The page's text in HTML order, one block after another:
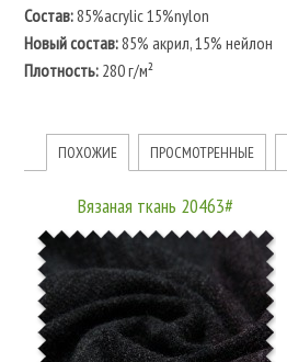
Состав:85%acrylic 15%nylon
Новый состав:85% акрил, 15% нейлон
Плотность:280 г/м²
ПОХОЖИЕ ПРОСМОТРЕННЫЕ
Вязаная ткань 20463#